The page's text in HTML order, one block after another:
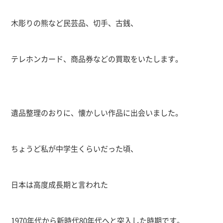
木彫りの熊など民芸品、切手、古銭、
テレホンカード、商品券などの買取をいたします。
遺品整理のおりに、懐かしい作品に出会いました。
ちょうど私が中学生くらいだった頃、
日本は高度成長期と言われた
1970年代から新時代80年代へと突入した時期です。